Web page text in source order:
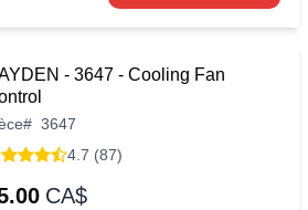
- 3647 - Cooling Fan
# 3647
4.7 (87)
CA$